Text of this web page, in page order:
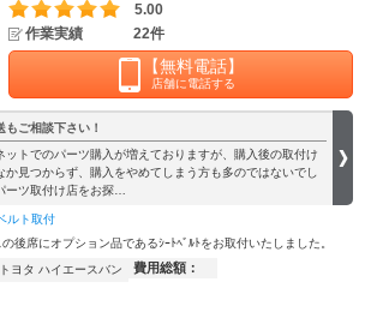
5.00
作業実績
22件
【無料電話】
店舗に電話する
もご相談下さい！
ットでのパーツ購入が増えておりますが、購入後の取付け
か見つからず、購入をやめてしまう方も多のではないでし
ーツ取付け店をお探…
ルト取付
後席にオプション品であるｼｰﾄﾍﾞﾙﾄをお取付いたしました。
トヨタ ハイエースバン 費用総額：